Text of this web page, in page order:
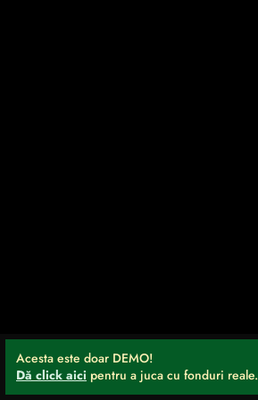
Acesta este doar DEMO!
Dă click aici pentru a juca cu fonduri reale.